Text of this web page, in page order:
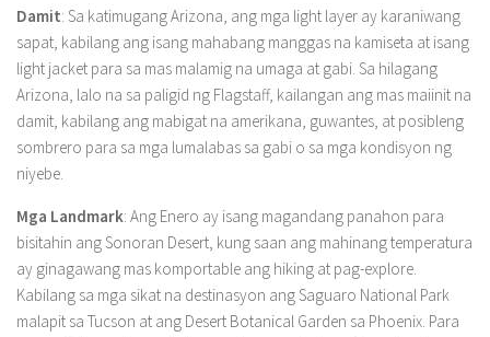
Damit: Sa katimugang Arizona, ang mga light layer ay karaniwang
sapat, kabilang ang isang mahabang manggas na kamiseta at isang
light jacket para sa mas malamig na umaga at gabi. Sa hilagang
Arizona, lalo na sa paligid ng Flagstaff, kailangan ang mas maiinit na
damit, kabilang ang mabigat na amerikana, guwantes, at posibleng
sombrero para sa mga lumalabas sa gabi o sa mga kondisyon ng
niyebe.
Mga Landmark: Ang Enero ay isang magandang panahon para
bisitahin ang Sonoran Desert, kung saan ang mahinang temperatura
ay ginagawang mas komportable ang hiking at pag-explore.
Kabilang sa mga sikat na destinasyon ang Saguaro National Park
malapit sa Tucson at ang Desert Botanical Garden sa Phoenix. Para